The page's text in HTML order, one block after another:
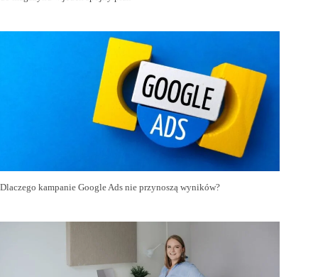
Dlaczego kampanie Google Ads nie przynoszą wyników?